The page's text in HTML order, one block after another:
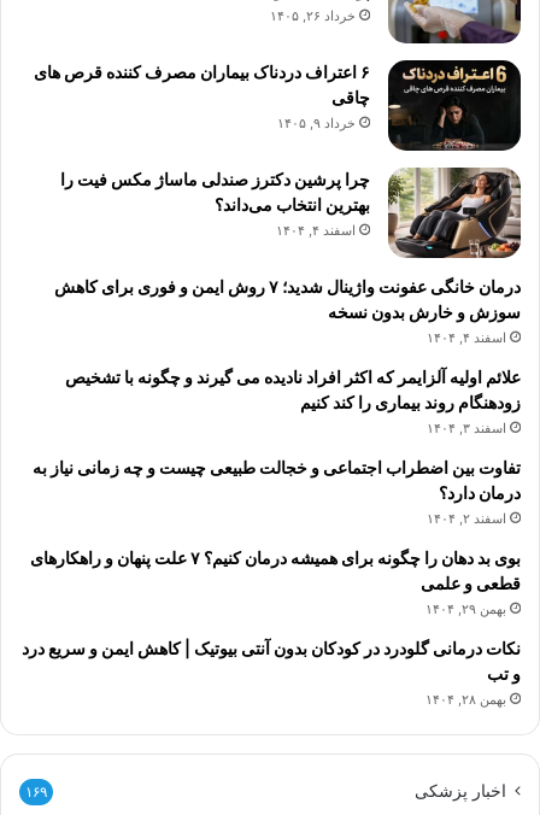
خرداد ۲۶, ۱۴۰۵
۶ اعتراف دردناک بیماران مصرف کننده قرص های
چاقی
خرداد ۹, ۱۴۰۵
چرا پرشین دکترز صندلی ماساژ مکس فیت را
بهترین انتخاب می‌داند؟
اسفند ۴, ۱۴۰۴
درمان خانگی عفونت واژینال شدید؛ ۷ روش ایمن و فوری برای کاهش
سوزش و خارش بدون نسخه
اسفند ۴, ۱۴۰۴
علائم اولیه آلزایمر که اکثر افراد نادیده می گیرند و چگونه با تشخیص
زودهنگام روند بیماری را کند کنیم
اسفند ۳, ۱۴۰۴
تفاوت بین اضطراب اجتماعی و خجالت طبیعی چیست و چه زمانی نیاز به
درمان دارد؟
اسفند ۲, ۱۴۰۴
بوی بد دهان را چگونه برای همیشه درمان کنیم؟ ۷ علت پنهان و راهکارهای
قطعی و علمی
بهمن ۲۹, ۱۴۰۴
نکات درمانی گلودرد در کودکان بدون آنتی بیوتیک | کاهش ایمن و سریع درد
و تب
بهمن ۲۸, ۱۴۰۴
اخبار پزشکی ۱۶۹